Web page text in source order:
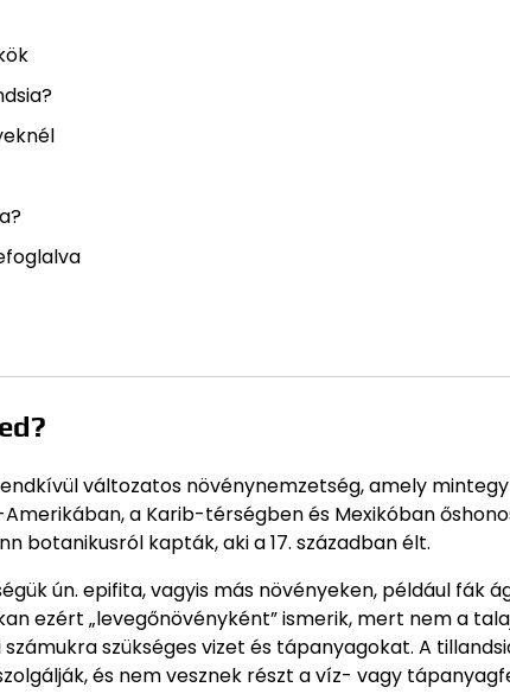
változatos növénynemzetség, amely
a Karib-térségben és Mexikóban
botanikusról kapták, aki a 17. században élt.
ún. epifita, vagyis más növényeken, például fák
ezért „levegőnövényként” ismerik, mert nem a
szükséges vizet és tápanyagokat. A
és nem vesznek részt a víz- vagy